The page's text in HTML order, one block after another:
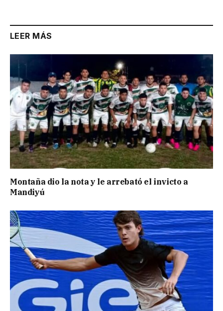
LEER MÁS
Montaña dio la nota y le arrebató el invicto a
Mandiyú